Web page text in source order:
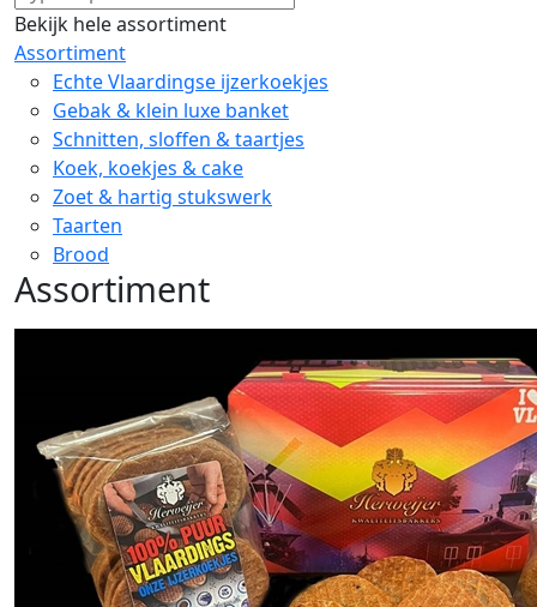
Bekijk hele assortiment
Assortiment
Echte Vlaardingse ijzerkoekjes
Gebak & klein luxe banket
Schnitten, sloffen & taartjes
Koek, koekjes & cake
Zoet & hartig stukswerk
Taarten
Brood
Assortiment